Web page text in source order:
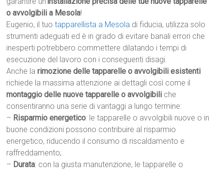
o avvolgibili a Mesola!
Eugenio, il tuotapparellista a Mesola di fiducia, utilizza solo
strumenti adeguati ed è in grado di evitare banali errori che
inesperti potrebbero commettere dilatando i tempi di
esecuzione del lavoro con i conseguenti disagi.
Anche larimozione delle tapparelle o avvolgibili esistenti
richiede la massima attenzione ai dettagli così come il
montaggio delle nuove tapparelle o avvolgibili che
consentiranno una serie di vantaggi a lungo termine:
– Risparmio energetico: le tapparelle o avvolgibili nuove o in
buone condizioni possono contribuire al risparmio
energetico, riducendo il consumo di riscaldamento e
raffreddamento;
– Durata: con la giusta manutenzione, le tapparelle o